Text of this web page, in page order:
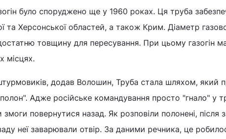
було споруджено ще у 1960 роках. Ця труба
та Херсонської областей, а також Крим. Діаметр
товщину для пересування. При цьому газогін
місцях.
додав Волошин, Труба стала шляхом, який
полон". Адже російське командування просто "гнало" у
повернутися назад. Як розповіли полонені, після
неї заварювали отвір. За даними речника, це